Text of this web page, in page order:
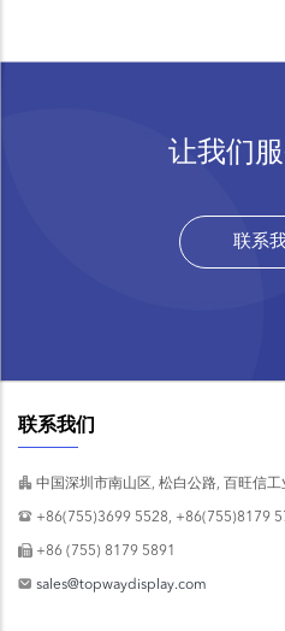
让我们服
联系
联系我们
中国深圳市南山区, 松白公路, 百旺信
+86(755)3699 5528, +86(755)8179
+86 (755) 8179 5891
sales@topwaydisplay.com